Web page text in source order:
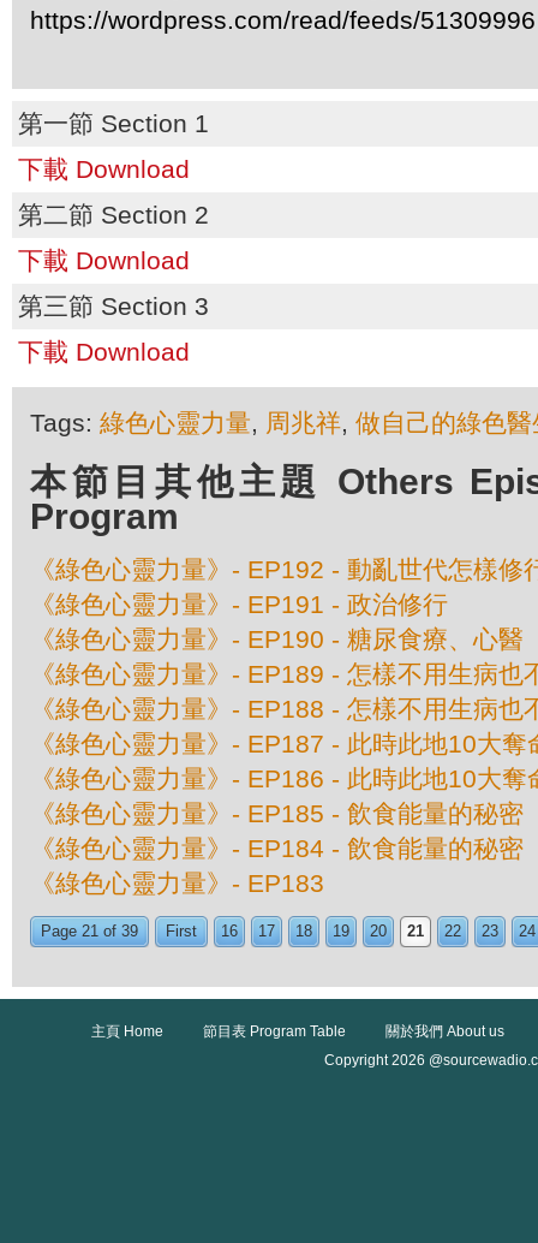
https://wordpress.com/read/feeds/51309996
第一節 Section 1
下載 Download
第二節 Section 2
下載 Download
第三節 Section 3
下載 Download
Tags: 綠色心靈力量, 周兆祥, 做自己的綠色醫
本節目其他主題 Others
Program
《綠色心靈力量》- EP192 - 動亂世代怎樣修
《綠色心靈力量》- EP191 - 政治修行
《綠色心靈力量》- EP190 - 糖尿食療、心醫
《綠色心靈力量》- EP189 - 怎樣不用生病也
《綠色心靈力量》- EP188 - 怎樣不用生病也
《綠色心靈力量》- EP187 - 此時此地10大奪
《綠色心靈力量》- EP186 - 此時此地10大奪
《綠色心靈力量》- EP185 - 飲食能量的秘密
《綠色心靈力量》- EP184 - 飲食能量的秘密
《綠色心靈力量》- EP183
Page 21 of 39 First 16 17 18 19 20 21 22 23 24
主頁 Home 節目表 Program Table
關於我們 About us
Copyright 2026